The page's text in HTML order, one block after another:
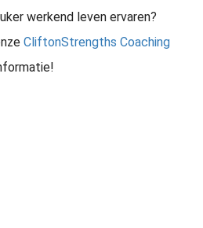
werkend leven ervaren?
CliftonStrengths Coaching